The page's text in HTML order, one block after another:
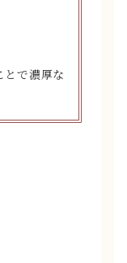
とで濃厚な